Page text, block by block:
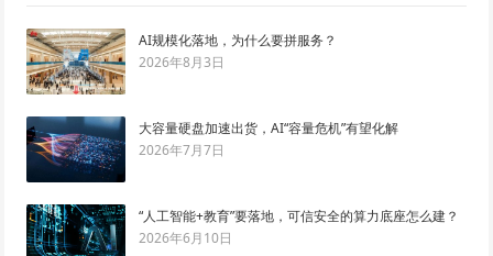
AI规模化落地，为什么要拼服务？
2026年8月3日
大容量硬盘加速出货，AI“容量危机”有望化解
2026年7月7日
“人工智能+教育”要落地，可信安全的算力底座怎么建？
2026年6月10日